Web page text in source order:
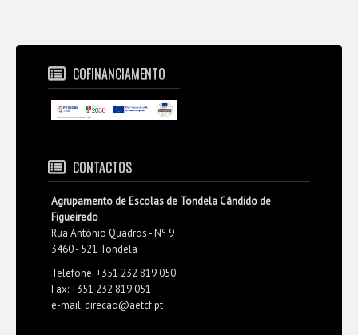
COFINANCIAMENTO
CONTACTOS
Agrupamento de Escolas de Tondela Cândido de
Figueiredo
Rua António Quadros - Nº 9
3460 - 521 Tondela
Telefone: +351 232 819 050
Fax: +351 232 819 051
e-mail: direcao@aetcf.pt